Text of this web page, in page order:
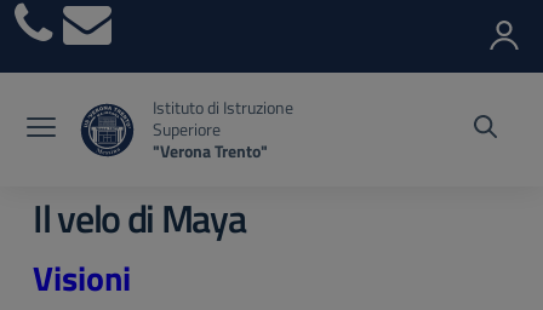
Vai ai contenuti
Vai al menu di navigazione
Vai al footer
Istituto di Istruzione
Superiore
"Verona Trento"
Il velo di Maya
Visioni